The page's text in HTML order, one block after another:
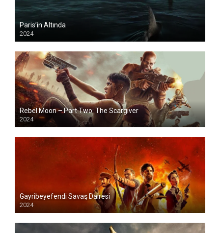
Paris’in Altında
2024
Rebel Moon – Part Two: The Scargiver
2024
Gayribeyefendi Savaş Dairesi
2024